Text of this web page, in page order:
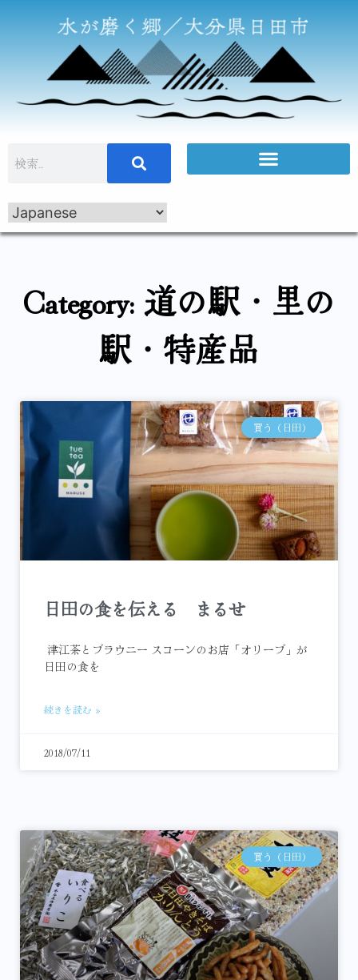
Category: 道の駅・里の
駅・特産品
買う（日田）
日田の食を伝える まるせ
津江茶とブラウニー スコーンのお店「オリーブ」が
日田の食を
続きを読む »
2018/07/11
買う（日田）